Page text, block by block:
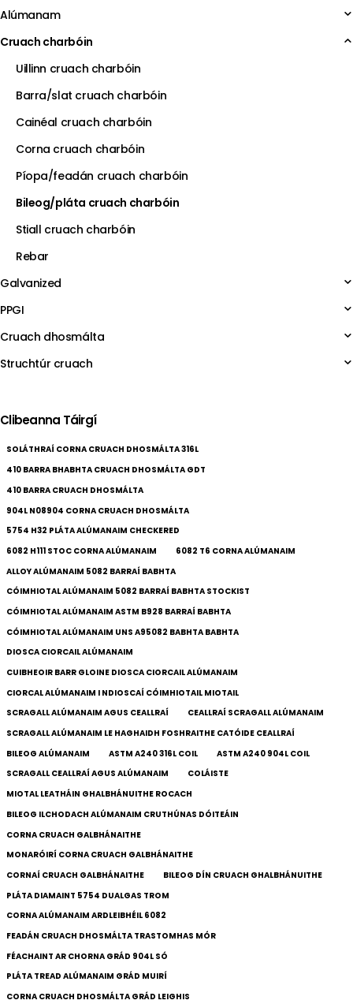
Alúmanam
Cruach charbóin
Uillinn cruach charbóin
Barra/slat cruach charbóin
Cainéal cruach charbóin
Corna cruach charbóin
Píopa/feadán cruach charbóin
Bileog/pláta cruach charbóin
Stiall cruach charbóin
Rebar
Galvanized
PPGI
Cruach dhosmálta
Struchtúr cruach
Clibeanna Táirgí
SOLÁTHRAÍ CORNA CRUACH DHOSMÁLTA 316L
410 BARRA BHABHTA CRUACH DHOSMÁLTA GDT
410 BARRA CRUACH DHOSMÁLTA
904L N08904 CORNA CRUACH DHOSMÁLTA
5754 H32 PLÁTA ALÚMANAIM CHECKERED
6082 H111 STOC CORNA ALÚMANAIM
6082 T6 CORNA ALÚMANAIM
ALLOY ALÚMANAIM 5082 BARRAÍ BABHTA
CÓIMHIOTAL ALÚMANAIM 5082 BARRAÍ BABHTA STOCKIST
CÓIMHIOTAL ALÚMANAIM ASTM B928 BARRAÍ BABHTA
CÓIMHIOTAL ALÚMANAIM UNS A95082 BABHTA BABHTA
DIOSCA CIORCAIL ALÚMANAIM
CUIBHEOIR BARR GLOINE DIOSCA CIORCAIL ALÚMANAIM
CIORCAL ALÚMANAIM I NDIOSCAÍ CÓIMHIOTAIL MIOTAIL
SCRAGALL ALÚMANAIM AGUS CEALLRAÍ
CEALLRAÍ SCRAGALL ALÚMANAIM
SCRAGALL ALÚMANAIM LE HAGHAIDH FOSHRAITHE CATÓIDE CEALLRAÍ
BILEOG ALÚMANAIM
ASTM A240 316L COIL
ASTM A240 904L COIL
SCRAGALL CEALLRAÍ AGUS ALÚMANAIM
COLÁISTE
MIOTAL LEATHÁIN GHALBHÁNUITHE ROCACH
BILEOG ILCHODACH ALÚMANAIM CRUTHÚNAS DÓITEÁIN
CORNA CRUACH GALBHÁNAITHE
MONARÓIRÍ CORNA CRUACH GALBHÁNAITHE
CORNAÍ CRUACH GALBHÁNAITHE
BILEOG DÍN CRUACH GHALBHÁNUITHE
PLÁTA DIAMAINT 5754 DUALGAS TROM
CORNA ALÚMANAIM ARDLEIBHÉIL 6082
FEADÁN CRUACH DHOSMÁLTA TRASTOMHAS MÓR
FÉACHAINT AR CHORNA GRÁD 904L SÓ
PLÁTA TREAD ALÚMANAIM GRÁD MUIRÍ
CORNA CRUACH DHOSMÁLTA GRÁD LEIGHIS